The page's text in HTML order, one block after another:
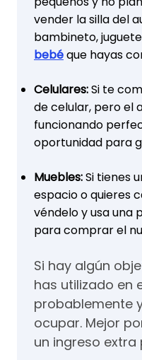
vender la silla del
bambineto,
bebéque hayas
Celulares:Si te
de celular, pero el
funcionando
oportunidad para
Muebles:Si tienes
espacio o quieres
véndelo y usa una
para comprar el
Si hay algún
has utilizado en
probablemente
ocupar. Mejor
un ingreso